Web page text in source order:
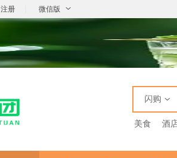
注册 微信版
闪购
美食 酒